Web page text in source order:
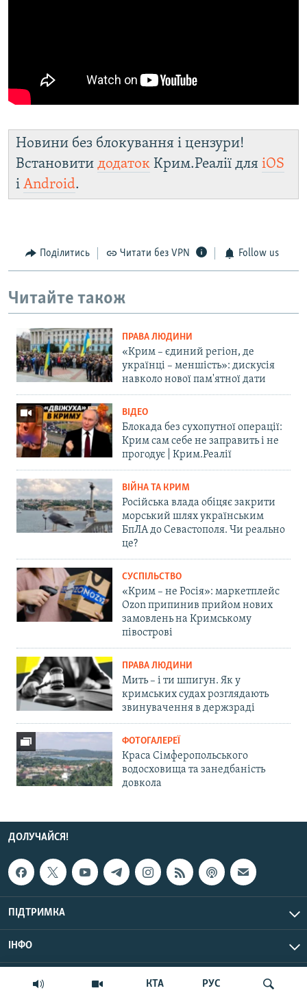
КТА РУС
Новини без блокування і цензури!
Встановити додаток Крим.Реалії для iOS
і Android.
Поділитись Читати без VPN Follow us
Читайте також
ПРАВА ЛЮДИНИ
«Крим – єдиний регіон, де
українці – меншість»: дискусія
навколо нової пам'ятної дати
ВІДЕО
Блокада без сухопутної операції:
Крим сам себе не заправить і не
прогодує | Крим.Реалії
ВІЙНА ТА КРИМ
Російська влада обіцяє закрити
морський шлях українським
БпЛА до Севастополя. Чи реально
це?
СУСПІЛЬСТВО
«Крим – не Росія»: маркетплейс
Ozon припинив прийом нових
замовлень на Кримському
півострові
ПРАВА ЛЮДИНИ
Мить – і ти шпигун. Як у
кримських судах розглядають
звинувачення в держзраді
ФОТОГАЛЕРЕЇ
Краса Сімферопольського
водосховища та занедбаність
довкола
ДОЛУЧАЙСЯ!
ПІДТРИМКА
ІНФО
© Крим.Реалії, 2026 | Усі права застережено.